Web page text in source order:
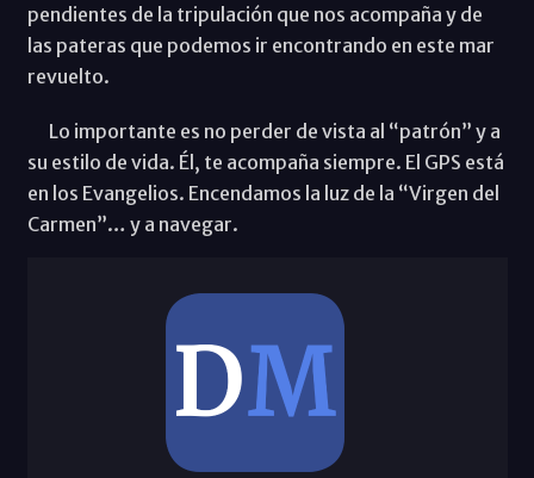
pendientes de la tripulación que nos acompaña y de
las pateras que podemos ir encontrando en este mar
revuelto.
Lo importante es no perder de vista al “patrón” y a
su estilo de vida. Él, te acompaña siempre. El GPS está
en los Evangelios. Encendamos la luz de la “Virgen del
Carmen”… y a navegar.